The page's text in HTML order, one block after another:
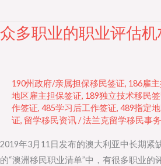
请
众多职业的职业评估机
190州政府/亲属担保移民签证, 186雇
地区雇主担保签证, 189独立技术移民
作签证, 485学习后工作签证, 489指定
证, 留学移民资讯/法兰克留学移民事
2019年3月11日发布的澳大利亚中长期紧
的“澳洲移民职业清单”中，有很多职业的
众
评
估